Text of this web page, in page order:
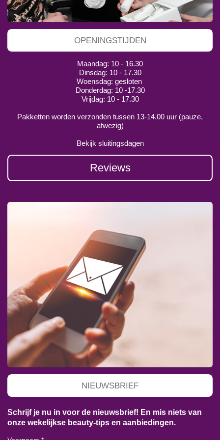
OPENINGSTIJDEN
Maandag: 10 - 16.30
Dinsdag: 10 - 17.30
Woensdag: gesloten
Donderdag: 10 -17.30
Vrijdag: 10 - 17.30
Pakketten worden verzonden tussen 13-14.00 uur (pauze,
afwezig)
Bekijk sluitingsdagen
Reviews
NIEUWSBRIEF
Schrijf je nu in voor de nieuwsbrief! En mis niets van
onze wekelijkse beauty-tips en aanbiedingen.